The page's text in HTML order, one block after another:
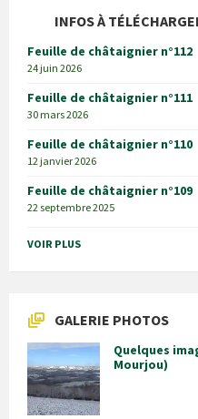
INFOS À
Feuille de châtaignier n°112
24 juin 2026
Feuille de châtaignier n°111
30 mars 2026
Feuille de châtaignier n°110
12 janvier 2026
Feuille de châtaignier n°109
22 septembre 2025
VOIR PLUS
GALERIE PHOTOS
Quelques
Mourjou)